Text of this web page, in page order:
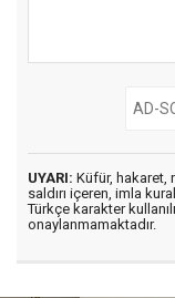
UYARI: Küfür, hakaret,
saldırı içeren, imla
Türkçe karakter
onaylanmamaktadır.